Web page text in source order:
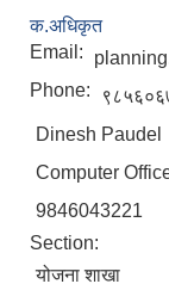
क.अधिकृत
Email:
Phone:
Dinesh Paudel
Computer
9846043221
Section:
योजना शाखा